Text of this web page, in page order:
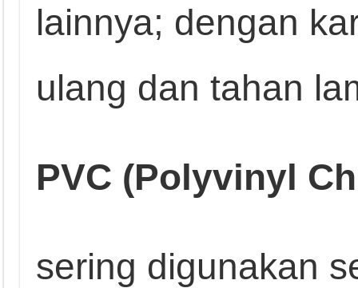
lainnya; dengan
ulang dan tahan
PVC (Polyvinyl
sering digunakan